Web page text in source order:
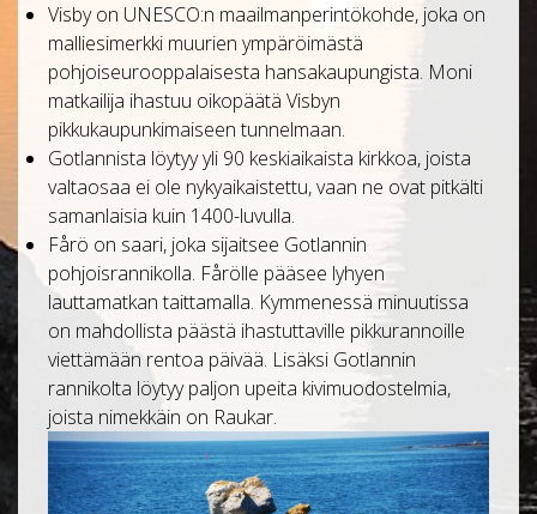
Visby on UNESCO:n maailmanperintökohde, joka on
malliesimerkki muurien ympäröimästä
pohjoiseurooppalaisesta hansakaupungista. Moni
matkailija ihastuu oikopäätä Visbyn
pikkukaupunkimaiseen tunnelmaan.
Gotlannista löytyy yli 90 keskiaikaista kirkkoa, joista
valtaosaa ei ole nykyaikaistettu, vaan ne ovat pitkälti
samanlaisia kuin 1400-luvulla.
Fårö on saari, joka sijaitsee Gotlannin
pohjoisrannikolla. Fårölle pääsee lyhyen
lauttamatkan taittamalla. Kymmenessä minuutissa
on mahdollista päästä ihastuttaville pikkurannoille
viettämään rentoa päivää. Lisäksi Gotlannin
rannikolta löytyy paljon upeita kivimuodostelmia,
joista nimekkäin on Raukar.